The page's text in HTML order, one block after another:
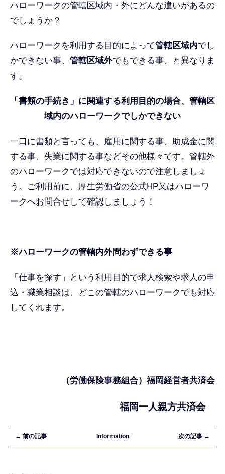
ハローワークの管轄区域内・外にどんな違いがあるの
でしょうか？
ハローワークを利用する目的によって管轄区域内でし
かできない事、 管轄区域外でもできる事、と異なりま
す。
「 書類の手続き 」に関連する利用目的の場合、管轄区
域内のハローワークでしかできない
一口に書類と言っても、雇用に関する事、助成金に関
する事、失業に関する事などその他様々です。管轄外
のハローワークでは対応できないので注意しましょ
う。ご利用前に、 厚生労働省の公式HP又はハローワ
ークへお問合せして確認しましょう！
※ハローワークの管轄内外問わずできる事
「仕事を探す」という利用目的で求人検索や求人の申
込・職業相談は、どこの管轄のハローワークでも対応
してくれます。
（労働保険事務組合）福岡経営者共済会
福岡一人親方共済会
← 前の記事 Information 次の記事 →